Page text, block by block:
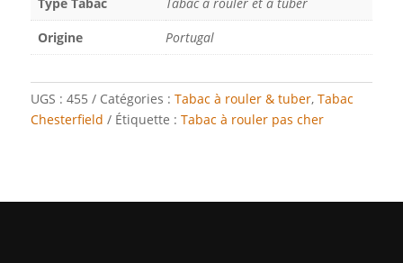
Origine
Portugal
UGS : 455 Catégories : Tabac à rouler & tuber, Tabac
Chesterfield
Étiquette : Tabac à rouler pas cher